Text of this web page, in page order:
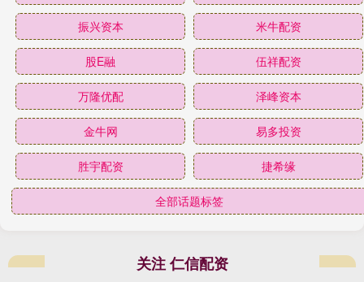
振兴资本 米牛配资
股E融 伍祥配资
万隆优配 泽峰资本
金牛网 易多投资
胜宇配资 捷希缘
全部话题标签
关注 仁信配资